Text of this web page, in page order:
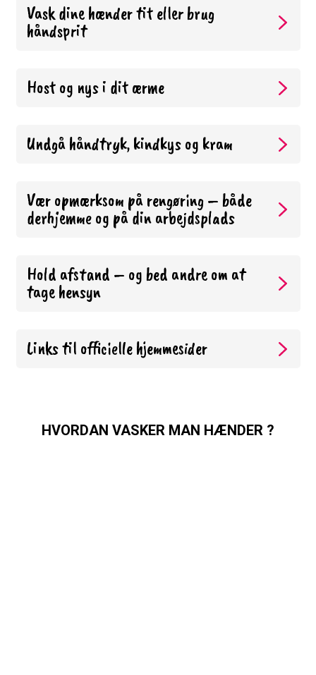
Vask dine hænder tit eller brug
håndsprit
Host og nys i dit ærme
Undgå håndtryk, kindkys og kram
Vær opmærksom på rengøring – både
derhjemme og på din arbejdsplads
Hold afstand – og bed andre om at
tage hensyn
Links til officielle hjemmesider
HVORDAN VASKER MAN HÆNDER ?